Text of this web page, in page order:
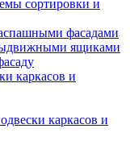
сортировки и
фасадами
ящиками
каркасов и
каркасов и